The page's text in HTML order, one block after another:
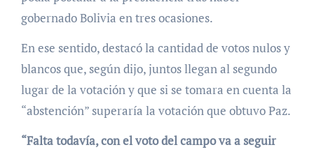
gobernado Bolivia en tres ocasiones.
En ese sentido, destacó la cantidad de votos nulos y
blancos que, según dijo, juntos llegan al segundo
lugar de la votación y que si se tomara en cuenta la
“abstención” superaría la votación que obtuvo Paz.
“Falta todavía, con el voto del campo va a seguir